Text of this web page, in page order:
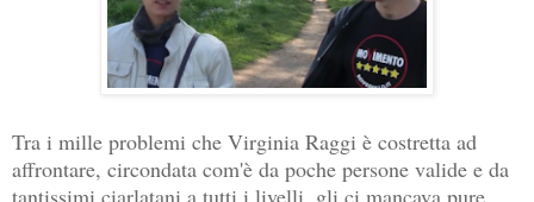
Tra i mille problemi che Virginia Raggi è costretta ad
affrontare, circondata com'è da poche persone valide e da
tantissimi ciarlatani a tutti i livelli, gli ci mancava pure